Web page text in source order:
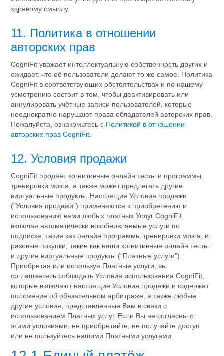
здравому смыслу.
11. Политика в отношении
авторских прав
CogniFit уважает интеллектуальную собственность других и
ожидает, что её пользователи делают то же самое. Политика
CogniFit в соответствующих обстоятельствах и по нашему
усмотрению состоит в том, чтобы деактивировать или
аннулировать учётные записи пользователей, которые
неоднократно нарушают права обладателей авторских прав.
Пожалуйста, ознакомьтесь с Политикой в отношении
авторских прав CogniFit
12. Условия продажи
CogniFit продаёт когнитивные онлайн тесты и программы
тренировки мозга, а также может предлагать другие
виртуальные продукты. Настоящие Условия продажи
("Условия продажи") применяются к приобретению и
использованию вами любых платных Услуг CogniFit,
включая автоматически возобновляемые услуги по
подписке, такие как онлайн программы тренировки мозга, и
разовые покупки, такие как наши когнитивные онлайн тесты
и другие виртуальные продукты ("Платные услуги").
Приобретая или используя Платные услуги, вы
соглашаетесь соблюдать Условия использования CogniFit,
которые включают настоящие Условия продажи и содержат
положение об обязательном арбитраже, а также любые
другие условия, представленные Вам в связи с
использованием Платных услуг. Если Вы не согласны с
этими условиями, не приобретайте, не получайте доступ
или не пользуйтесь нашими Платными услугами.